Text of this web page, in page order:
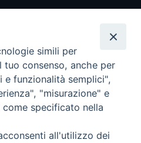
Tutti i diritti riservati - Vita
simili per
consenso, anche per
funzionalità semplici",
"misurazione" e
specificato nella
all'utilizzo dei